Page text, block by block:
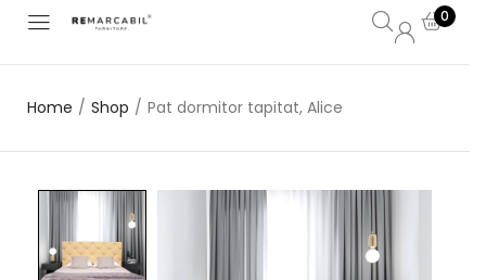
0
Home / Shop / Pat dormitor tapitat, Alice